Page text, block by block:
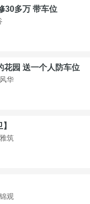
30多万 带车位
花园 送一个人防车位
华
筑
观